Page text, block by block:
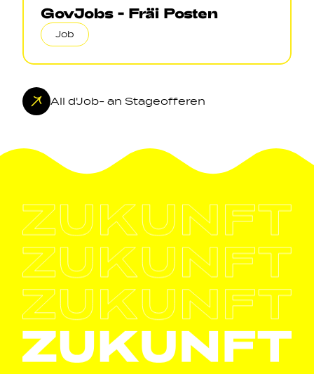
GovJobs - Fräi Posten
Job
All d'Job- an Stageofferen